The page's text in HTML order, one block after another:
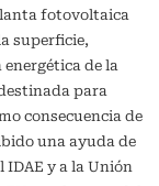
fotovoltaica
superficie,
energética de la
para
consecuencia de
una ayuda de
IDAE y a la Unión